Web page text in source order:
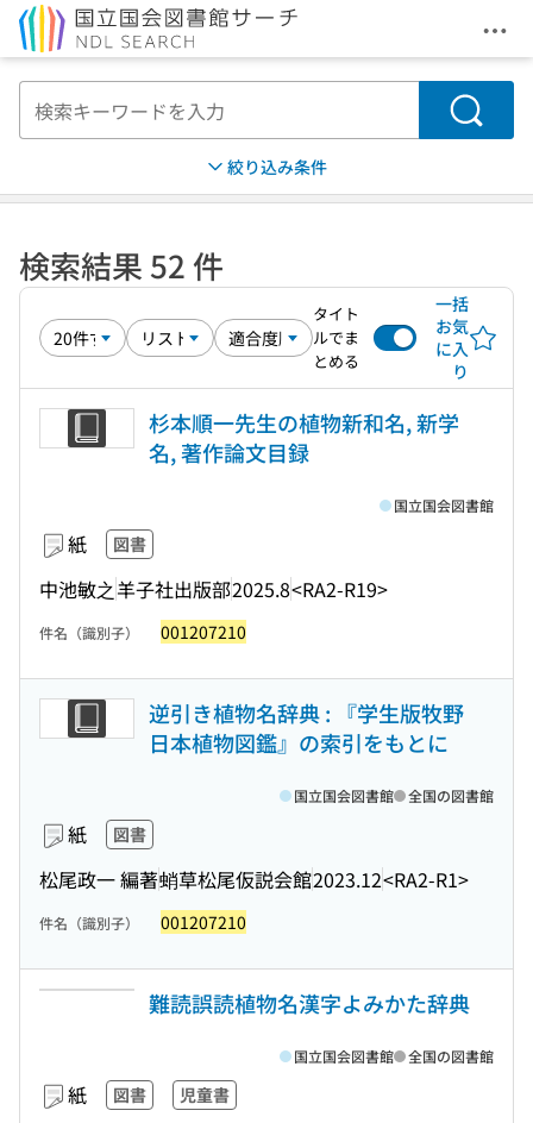
メ
検索
絞り込み条件
検索結果 52 件
タイト
ルでま
とめる
一括
お気
に入
り
杉本順一先生の植物新和名, 新学
名, 著作論文目録
紙 図書
中池敏之羊子社出版部2025.8<RA2-R19>
国立国会図書館
件名（識別子） 001207210
逆引き植物名辞典 : 『学生版牧野
日本植物図鑑』の索引をもとに
紙 図書
松尾政一 編著蛸草松尾仮説会館2023.12<RA2-R1>
国立国会図書館 全国の図書館
件名（識別子） 001207210
難読誤読植物名漢字よみかた辞典
紙 図書 児童書
国立国会図書館 全国の図書館